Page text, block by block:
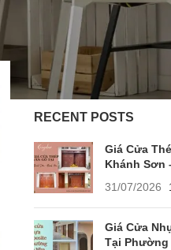
Báo giá
Tin tức
RECENT POSTS
Giá Cửa
Khánh Sơn
31/07/2026
Giá Cửa
Tại Phường